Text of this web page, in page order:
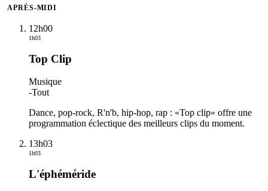
APRÈS-MIDI
12h00
1h03
Top Clip
Musique
-Tout
Dance, pop-rock, R'n'b, hip-hop, rap : «Top clip» offre une
programmation éclectique des meilleurs clips du moment.
13h03
1h03
L'éphéméride